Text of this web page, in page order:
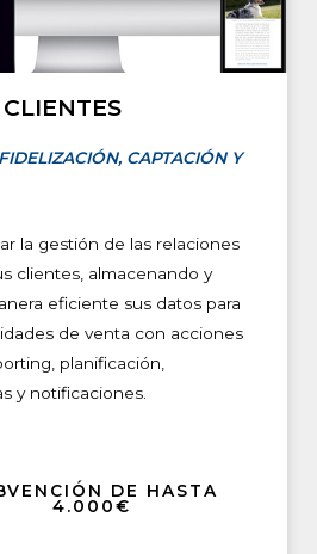
CAPTACIÓN Y
la gestión de las relaciones
clientes, almacenando y
eficiente sus datos para
de venta con acciones
planificación,
y notificaciones.
DE HASTA
4.000€